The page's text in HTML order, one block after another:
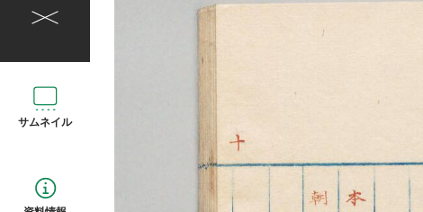
サムネイル